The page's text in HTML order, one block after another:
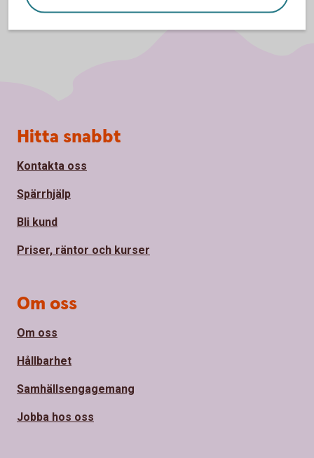
Sidfot
Hitta snabbt
Kontakta oss
Spärrhjälp
Bli kund
Priser, räntor och kurser
Om oss
Om oss
Hållbarhet
Samhällsengagemang
Jobba hos oss